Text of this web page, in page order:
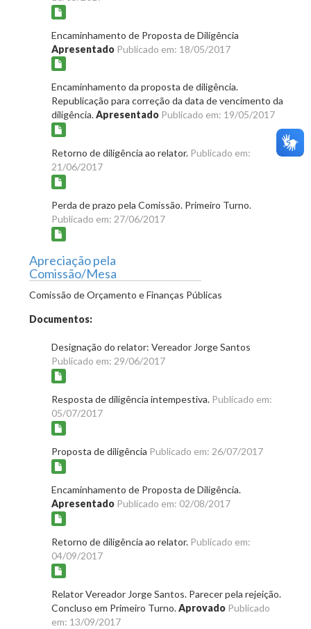
Encaminhamento de Proposta de Diligência
Apresentado Publicado em: 18/05/2017
Encaminhamento da proposta de diligência.
Republicação para correção da data de vencimento da
diligência.Apresentado Publicado em: 19/05/2017
Retorno de diligência ao relator. Publicado em:
21/06/2017
Perda de prazo pela Comissão. Primeiro Turno.
Publicado em: 27/06/2017
Apreciação pela
Comissão/Mesa
Comissão de Orçamento e Finanças Públicas
Documentos:
Designação do relator: Vereador Jorge Santos
Publicado em: 29/06/2017
Resposta de diligência intempestiva. Publicado em:
05/07/2017
Proposta de diligência Publicado em: 26/07/2017
Encaminhamento de Proposta de Diligência.
Apresentado Publicado em: 02/08/2017
Retorno de diligência ao relator. Publicado em:
04/09/2017
Relator Vereador Jorge Santos. Parecer pela rejeição.
Concluso em Primeiro Turno.Aprovado Publicado
em: 13/09/2017